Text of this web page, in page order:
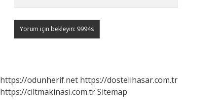
https://odunherif.net https://dostelihasar.com.tr
https://ciltmakinasi.com.trSitemap